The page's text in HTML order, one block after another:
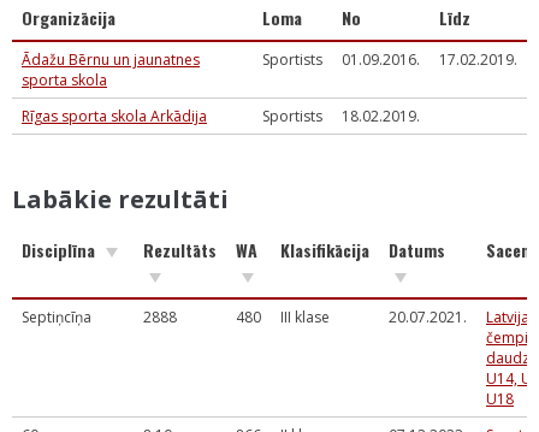
Organizācija Loma No Līdz
Ādažu Bērnu un jaunatnes
sporta skola
Sportists 01.09.2016. 17.02.2019.
Rīgas sporta skola Arkādija Sportists 18.02.2019.
Labākie rezultāti
Disciplīna Rezultāts WA Klasifikācija Datums
Septiņcīņa 2888 480 III klase 20.07.2021.
Latvijas
U14,
U18